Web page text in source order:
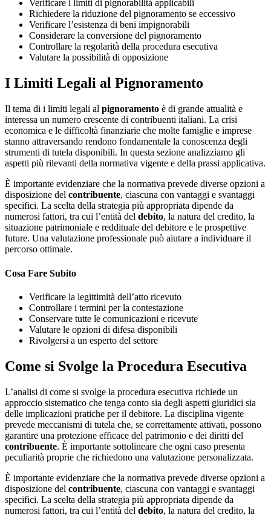
Verificare i limiti di pignorabilità applicabili
Richiedere la riduzione del pignoramento se eccessivo
Verificare l’esistenza di beni impignorabili
Considerare la conversione del pignoramento
Controllare la regolarità della procedura esecutiva
Valutare la possibilità di opposizione
I Limiti Legali al Pignoramento
Il tema di i limiti legali al pignoramento è di grande attualità e
interessa un numero crescente di contribuenti italiani. La crisi
economica e le difficoltà finanziarie che molte famiglie e imprese
stanno attraversando rendono fondamentale la conoscenza degli
strumenti di tutela disponibili. In questa sezione analizziamo gli
aspetti più rilevanti della normativa vigente e della prassi applicativa.
È importante evidenziare che la normativa prevede diverse opzioni a
disposizione del contribuente, ciascuna con vantaggi e svantaggi
specifici. La scelta della strategia più appropriata dipende da
numerosi fattori, tra cui l’entità del debito, la natura del credito, la
situazione patrimoniale e reddituale del debitore e le prospettive
future. Una valutazione professionale può aiutare a individuare il
percorso ottimale.
Cosa Fare Subito
Verificare la legittimità dell’atto ricevuto
Controllare i termini per la contestazione
Conservare tutte le comunicazioni e ricevute
Valutare le opzioni di difesa disponibili
Rivolgersi a un esperto del settore
Come si Svolge la Procedura Esecutiva
L’analisi di come si svolge la procedura esecutiva richiede un
approccio sistematico che tenga conto sia degli aspetti giuridici sia
delle implicazioni pratiche per il debitore. La disciplina vigente
prevede meccanismi di tutela che, se correttamente attivati, possono
garantire una protezione efficace del patrimonio e dei diritti del
contribuente. È importante sottolineare che ogni caso presenta
peculiarità proprie che richiedono una valutazione personalizzata.
È importante evidenziare che la normativa prevede diverse opzioni a
disposizione del contribuente, ciascuna con vantaggi e svantaggi
specifici. La scelta della strategia più appropriata dipende da
numerosi fattori, tra cui l’entità del debito, la natura del credito, la